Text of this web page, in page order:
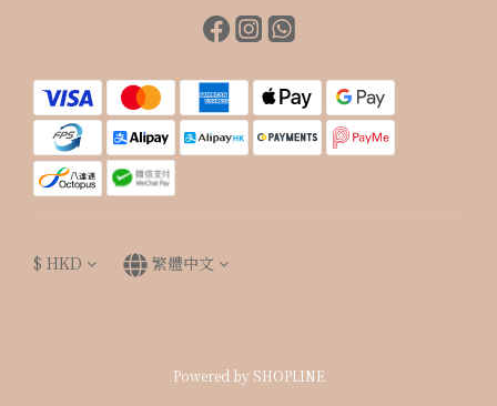
$ HKD 繁體中文
Powered by SHOPLINE